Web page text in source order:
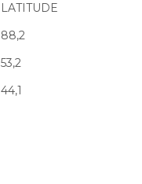
LATITUDE
88,2
53,2
44,1